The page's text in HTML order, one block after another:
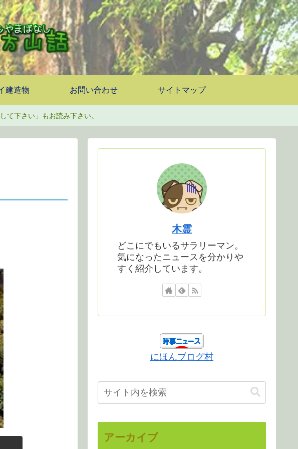
建造物 お問い合わせ サイトマップ
て下さい」もお読み下さい。
木霊
どこにでもいるサラリーマン。
気になったニュースを分かりや
すく紹介しています。
にほんブログ村
アーカイブ